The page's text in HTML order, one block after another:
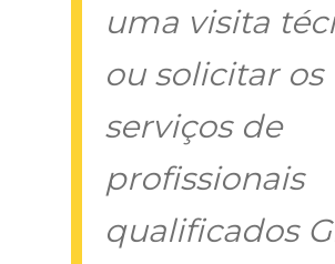
uma visita
ou solicitar os
serviços de
profissionais
qualificados